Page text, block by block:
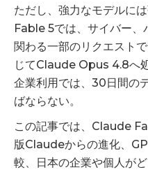
ただし、強力なモデルに
Fable 5では、サイバー、
関わる一部のリクエスト
じてClaude Opus 4.8へ
企業利用では、30日間の
ばならない。
この記事では、Claude
版Claudeからの進化、
較、日本の企業や個人が